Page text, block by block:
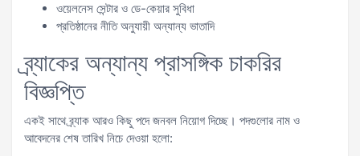
ওয়েলনেস সেন্টার ও ডে-কেয়ার সুবিধা
প্রতিষ্ঠানের নীতি অনুযায়ী অন্যান্য ভাতাদি
ব্র্যাকের অন্যান্য প্রাসঙ্গিক চাকরির
বিজ্ঞপ্তি
একই সাথে ব্র্যাক আরও কিছু পদে জনবল নিয়োগ দিচ্ছে। পদগুলোর নাম ও
আবেদনের শেষ তারিখ নিচে দেওয়া হলো: